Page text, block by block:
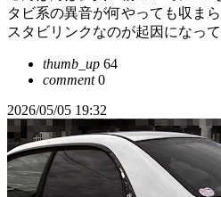
タビ系の異音が何やっても収ま
スタビリンクなのが起因になっ
thumb_up 64
comment0
2026/05/05 19:32